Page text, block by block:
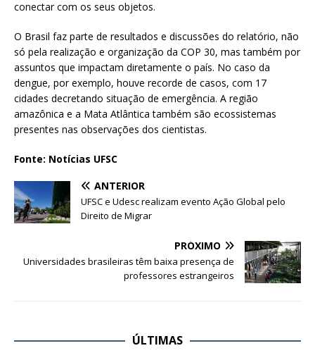
conectar com os seus objetos.
O Brasil faz parte de resultados e discussões do relatório, não
só pela realização e organização da COP 30, mas também por
assuntos que impactam diretamente o país. No caso da
dengue, por exemplo, houve recorde de casos, com 17
cidades decretando situação de emergência. A região
amazônica e a Mata Atlântica também são ecossistemas
presentes nas observações dos cientistas.
Fonte: Notícias UFSC
ANTERIOR
UFSC e Udesc realizam evento Ação Global pelo
Direito de Migrar
PRÓXIMO
Universidades brasileiras têm baixa presença de
professores estrangeiros
ÚLTIMAS